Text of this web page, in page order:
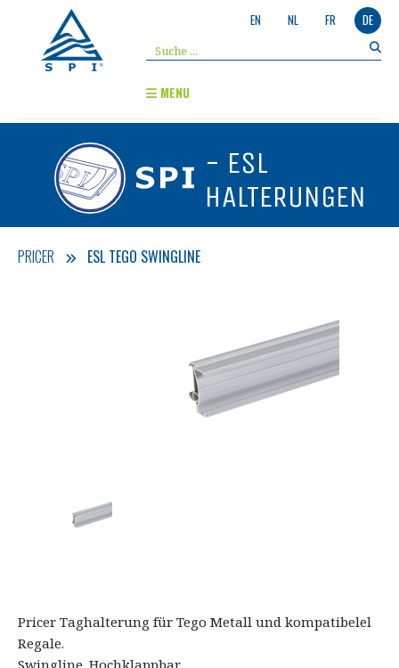
EN NL FR DE
MENU
- ESL
HALTERUNGEN
PRICER ESL TEGO SWINGLINE
Pricer Taghalterung für Tego Metall und kompatibelel
Regale.
Swingline. Hochklappbar.